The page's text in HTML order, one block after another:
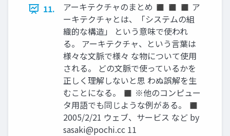
11.
アーキテクチャのまとめ ◼ ◼ ◼ ア
ーキテクチャとは、「システムの組
織的な構造」 という意味で使われ
る。 アーキテクチャ、という言葉は
様々な文脈で様々 な物について使用
される。 どの文脈で使っているかを
正しく理解しないと思 わぬ誤解を生
むことになる。 ◼ ※他のコンピュー
タ用語でも同じような例がある。 ◼
2005/2/21 ウェブ、サービス など by
sasaki@pochi.cc 11